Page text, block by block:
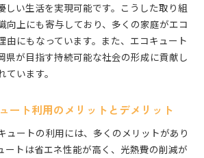
しい生活を実現可能です。こうした取り組
向上にも寄与しており、多くの家庭がエコ
由にもなっています。また、エコキュート
県が目指す持続可能な社会の形成に貢献し
います。
ート利用のメリットとデメリット
ュートの利用には、多くのメリットがあり
ートは省エネ性能が高く、光熱費の削減が